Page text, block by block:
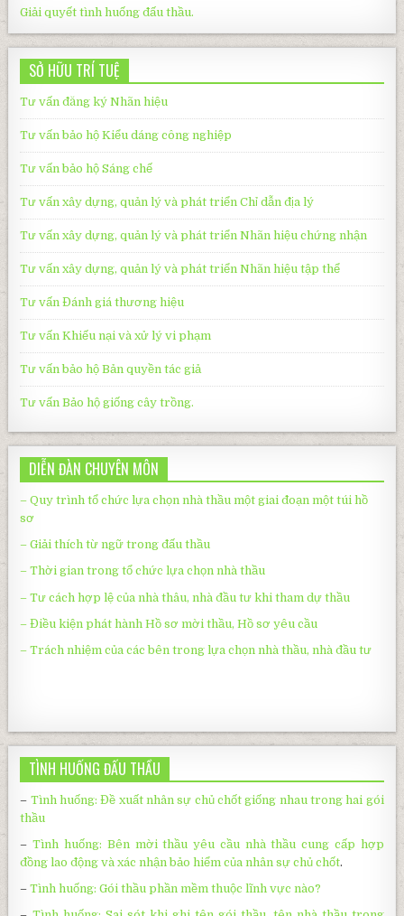
Giải quyết tình huống đấu thầu.
SỞ HỮU TRÍ TUỆ
Tư vấn đăng ký Nhãn hiệu
Tư vấn bảo hộ Kiểu dáng công nghiệp
Tư vấn bảo hộ Sáng chế
Tư vấn xây dựng, quản lý và phát triển Chỉ dẫn địa lý
Tư vấn xây dựng, quản lý và phát triển Nhãn hiệu chứng nhận
Tư vấn xây dựng, quản lý và phát triển Nhãn hiệu tập thể
Tư vấn Đánh giá thương hiệu
Tư vấn Khiếu nại và xử lý vi phạm
Tư vấn bảo hộ Bản quyền tác giả
Tư vấn Bảo hộ giống cây trồng.
DIỄN ĐÀN CHUYÊN MÔN
– Quy trình tổ chức lựa chọn nhà thầu một giai đoạn một túi hồ
sơ
– Giải thích từ ngữ trong đấu thầu
– Thời gian trong tổ chức lựa chọn nhà thầu
– Tư cách hợp lệ của nhà thâu, nhà đầu tư khi tham dự thầu
– Điều kiện phát hành Hồ sơ mời thầu, Hồ sơ yêu cầu
– Trách nhiệm của các bên trong lựa chọn nhà thầu, nhà đầu tư
TÌNH HUỐNG ĐẤU THẦU
– Tình huống: Đề xuất nhân sự chủ chốt giống nhau trong hai gói
thầu
–Tình huống: Bên mời thầu yêu cầu nhà thầu cung cấp hợp
đồng lao động và xác nhận bảo hiểm của nhân sự chủ chốt.
–Tình huống: Gói thầu phần mềm thuộc lĩnh vực nào?